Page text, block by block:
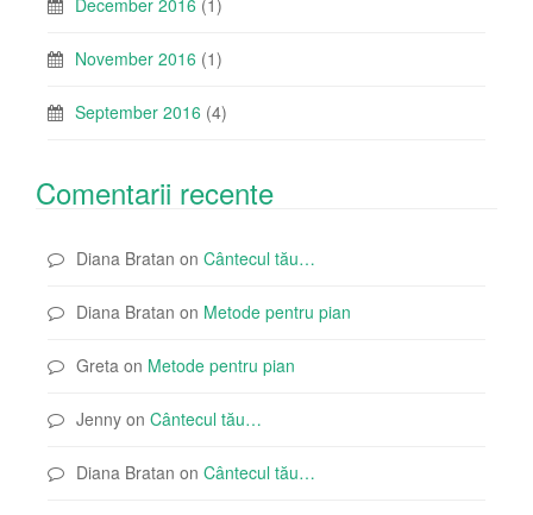
December 2016 (1)
November 2016 (1)
September 2016 (4)
Comentarii recente
Diana Bratan on Cântecul tău…
Diana Bratan on Metode pentru pian
Greta on Metode pentru pian
Jenny on Cântecul tău…
Diana Bratan on Cântecul tău…